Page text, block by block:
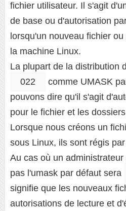
fichier utilisateur. Il s'agit
de base ou d'autorisation
lorsqu'un nouveau fichier
la machine Linux.
La plupart de la distribution
022
comme UMASK
pouvons dire qu'il s'agit
pour le fichier et les
Lorsque nous créons un
sous Linux, ils sont régis
Au cas où un
pas l'umask par défaut sera
signifie que les nouveaux
autorisations de lecture et